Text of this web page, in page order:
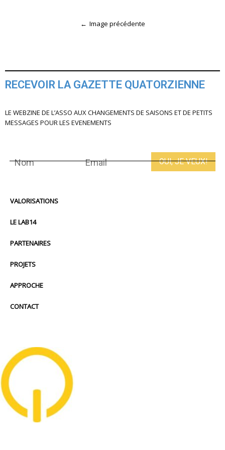
Image précédente
RECEVOIR LA GAZETTE QUATORZIENNE
LE WEBZINE DE L’ASSO AUX CHANGEMENTS DE SAISONS ET DE PETITS
MESSAGES POUR LES EVENEMENTS
VALORISATIONS
LE LAB14
PARTENAIRES
PROJETS
APPROCHE
CONTACT